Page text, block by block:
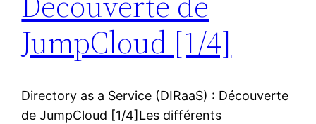
JumpCloud [1/4]
Directory as a Service (DIRaaS) : Découverte
de JumpCloud [1/4]Les différents